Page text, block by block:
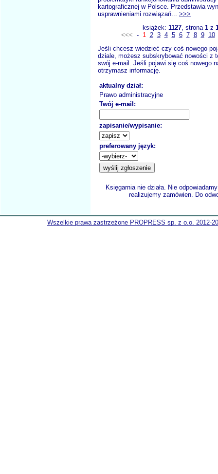
kartograficznej w Polsce. Przedstawia
usprawnieniami rozwiązań... >>>
książek: 1127, strona 1z
<<< - 1 2 3 4 5 6 7 8 9
10
Jeśli chcesz wiedzieć czy coś nowego
dziale, możesz subskrybować nowości z
swój e-mail. Jeśli pojawi się coś nowego
otrzymasz informację.
aktualny dział:
Prawo administracyjne
Twój e-mail:
zapisanie/wypisanie:
preferowany język:
Księgarnia nie działa. Nie
realizujemy zamówien. Do
Wszelkie prawa zastrzeżone PROPRESS sp. z o.o. 2012-